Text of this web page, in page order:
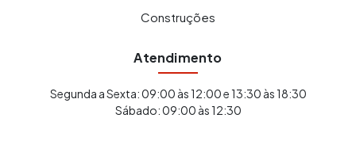
Construções
Atendimento
Segunda a Sexta: 09:00 às 12:00 e 13:30 às 18:30
Sábado: 09:00 às 12:30